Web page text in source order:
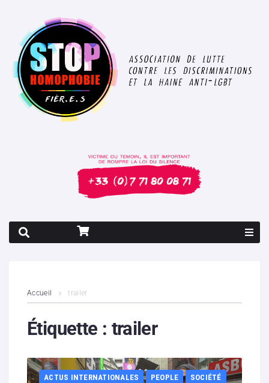
Contenus litigieux
Boutique
Accueil trailer
Étiquette : trailer
ACTUS INTERNATIONALES PEOPLE
SOCIÉTÉ